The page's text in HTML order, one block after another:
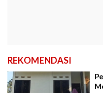
REKOMENDASI